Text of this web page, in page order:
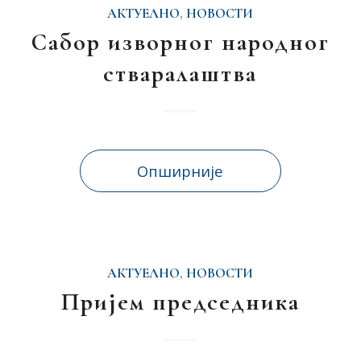
АКТУЕЛНО, НОВОСТИ
Сабор изворног народног
стваралаштва
Опширније
АКТУЕЛНО, НОВОСТИ
Пријем председника